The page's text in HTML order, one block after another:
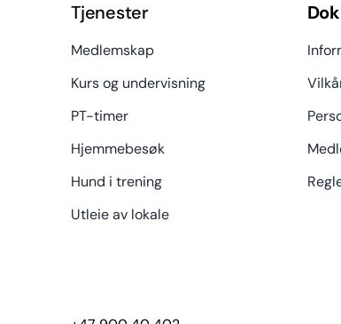
Tjenester
Medlemskap
Kurs og undervisning
PT-timer
Hjemmebesøk
Hund i trening
Utleie av lokale